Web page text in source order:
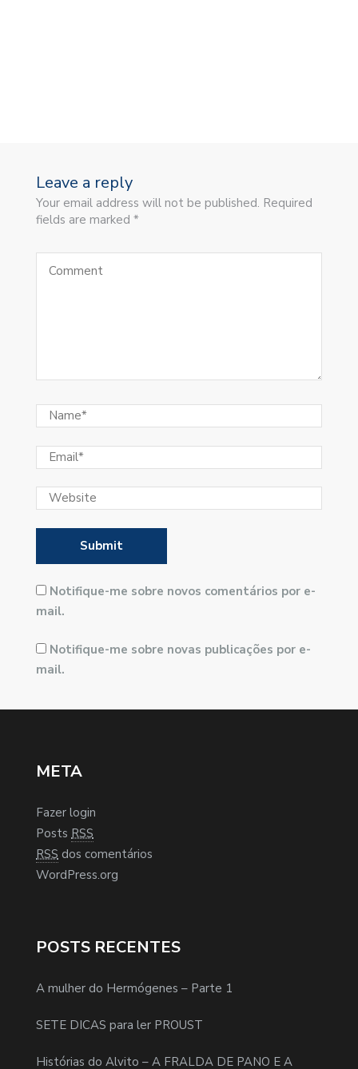
Leave a reply
Your email address will not be published. Required
fields are marked *
Notifique-me sobre novos comentários por e-
mail.
Notifique-me sobre novas publicações por e-
mail.
META
Fazer login
Posts RSS
RSS dos comentários
WordPress.org
POSTS RECENTES
A mulher do Hermógenes – Parte 1
SETE DICAS para ler PROUST
Histórias do Alvito – A FRALDA DE PANO E A